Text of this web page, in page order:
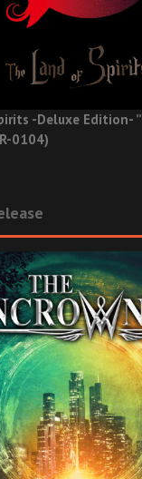
-Deluxe Edition- ”
0104)